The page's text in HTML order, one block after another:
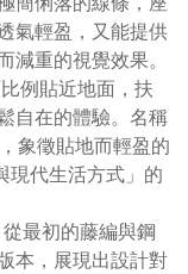
氣輕盈，又能提供
重的視覺效果。
例貼近地面，扶
自在的體驗。名稱
象徵貼地而輕盈的
現代生活方式」的
最初的藤編與鋼
本，展現出設計對